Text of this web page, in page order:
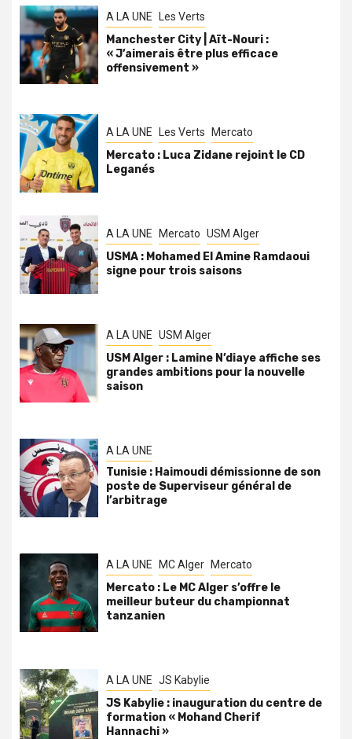
A LA UNE Les Verts
Manchester City | Aït-Nouri :
« J’aimerais être plus efficace
offensivement »
A LA UNE Les Verts Mercato
Mercato : Luca Zidane rejoint le CD
Leganés
A LA UNE Mercato USM Alger
USMA : Mohamed El Amine Ramdaoui
signe pour trois saisons
A LA UNE USM Alger
USM Alger : Lamine N’diaye affiche ses
grandes ambitions pour la nouvelle
saison
A LA UNE
Tunisie : Haimoudi démissionne de son
poste de Superviseur général de
l’arbitrage
A LA UNE MC Alger Mercato
Mercato : Le MC Alger s’offre le
meilleur buteur du championnat
tanzanien
A LA UNE JS Kabylie
JS Kabylie : inauguration du centre de
formation « Mohand Cherif
Hannachi »